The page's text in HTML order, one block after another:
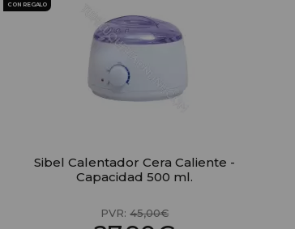
CON REGALO
Sibel Calentador Cera Caliente -
Capacidad 500 ml.
PVR:45,00€